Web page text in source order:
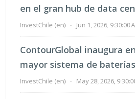
en el gran hub de data
InvestChile (en) - Jun 1, 2026, 9:30:00
ContourGlobal inaugura
mayor sistema de
InvestChile (en) - May 28, 2026,